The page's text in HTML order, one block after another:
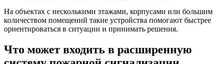
На объектах с несколькими этажами, корпусами или большим
количеством помещений такие устройства помогают быстрее
ориентироваться в ситуации и принимать решения.
Что может входить в расширенную